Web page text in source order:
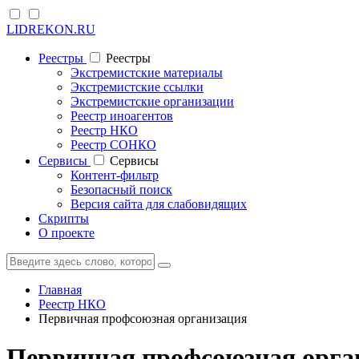
LIDREKON.RU
Реестры
Реестры
Экстремистские материалы
Экстремистские ссылки
Экстремистские организации
Реестр иноагентов
Реестр НКО
Реестр СОНКО
Cервисы
Cервисы
Контент-фильтр
Безопасный поиск
Версия сайта для слабовидящих
Скрипты
О проекте
Главная
Реестр НКО
Первичная профсоюзная организация